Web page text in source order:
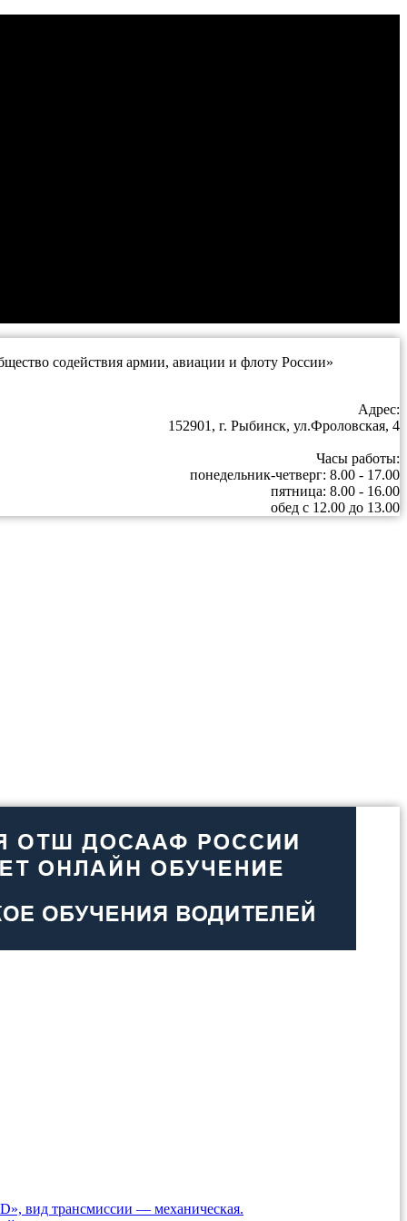
содействия армии, авиации и флоту России»
Адрес:
152901, г. Рыбинск, ул.Фроловская, 4
Часы работы:
понедельник-четверг: 8.00 - 17.00
пятница: 8.00 - 16.00
обед с 12.00 до 13.00
вид трансмиccии — механическая.